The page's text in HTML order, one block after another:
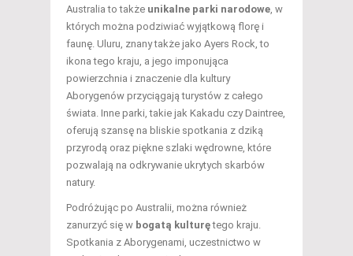
Australia to także unikalne parki narodowe , w
których można podziwiać wyjątkową florę i
faunę. Uluru, znany także jako Ayers Rock, to
ikona tego kraju, a jego imponująca
powierzchnia i znaczenie dla kultury
Aborygenów przyciągają turystów z całego
świata. Inne parki, takie jak Kakadu czy Daintree,
oferują szansę na bliskie spotkania z dziką
przyrodą oraz piękne szlaki wędrowne, które
pozwalają na odkrywanie ukrytych skarbów
natury.
Podróżując po Australii, można również
zanurzyć się w bogatą kulturętego kraju.
Spotkania z Aborygenami, uczestnictwo w